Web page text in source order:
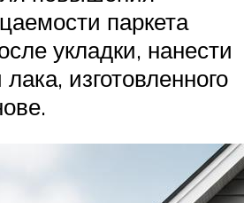
паркета
укладки, нанести
изготовленного